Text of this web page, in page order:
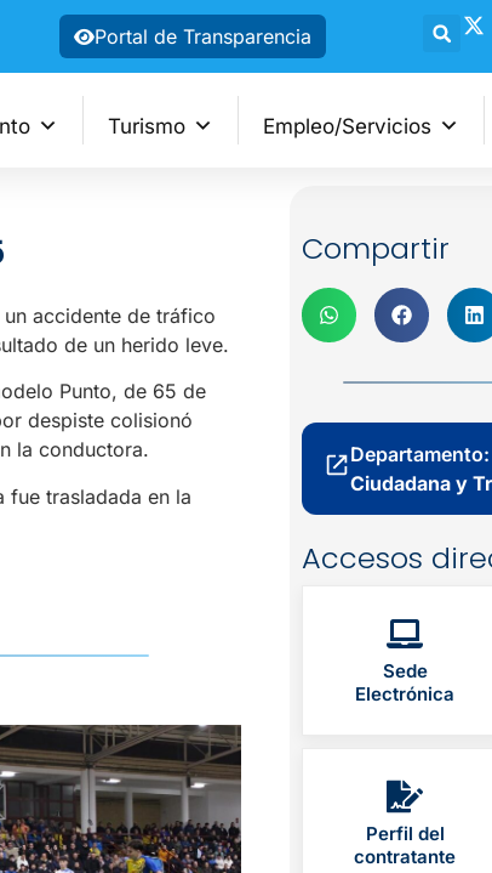
Portal de Transparencia
Turismo Empleo/Servicios
accidente de tráfico
de un herido leve.
Punto, de 65 de
despiste colisionó
la conductora.
fue trasladada en la
Compartir
Departamento:
Ciudadana y
Accesos
Sede
Electrónica
Perfil del
contratante